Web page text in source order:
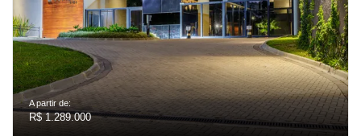
A partir de:
R$ 1.289.000